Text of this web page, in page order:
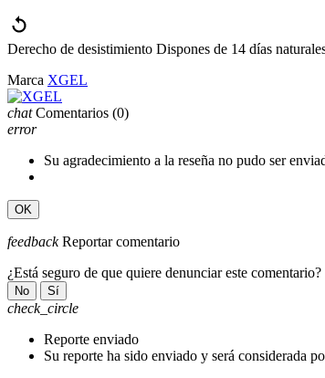
Derecho de desistimiento Dispones de 14 días
Marca XGEL
chat Comentarios (0)
error
Su agradecimiento a la reseña no pudo ser
OK
feedback Reportar comentario
¿Está seguro de que quiere denunciar este comentario?
No Sí
check_circle
Reporte enviado
Su reporte ha sido enviado y será considerada